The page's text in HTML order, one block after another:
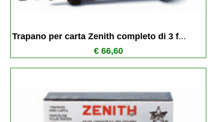
Trapano per carta Zenith completo di 3 f...
€ 66,60